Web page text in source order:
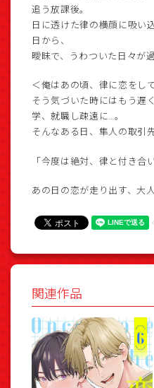
追う放課後。
日に透けた律の横顔に吸い
日から、
曖昧で、うわついた日々が
＜俺はあの頃、律に恋をし
そう気づいた時にはもう遅
学、就職し疎遠に…。
そんなある日、隼人の取引
「今度は絶対、律と付き合
あの日の恋が走り出す、大
関連作品